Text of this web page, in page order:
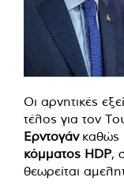
Οι αρνητικές
τέλος για τον
Ερντογάνκαθώς
κόμματος HDP,
θεωρείται